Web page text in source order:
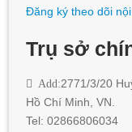
Đăng ký theo dõi
Trụ sở
Add:2771/3/20
Hồ Chí Minh, VN.
Tel: 02866806034